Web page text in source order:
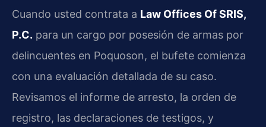
Cuando usted contrata a Law Offices Of SRIS,
P.C. para un cargo por posesión de armas por
delincuentes en Poquoson, el bufete comienza
con una evaluación detallada de su caso.
Revisamos el informe de arresto, la orden de
registro, las declaraciones de testigos, y